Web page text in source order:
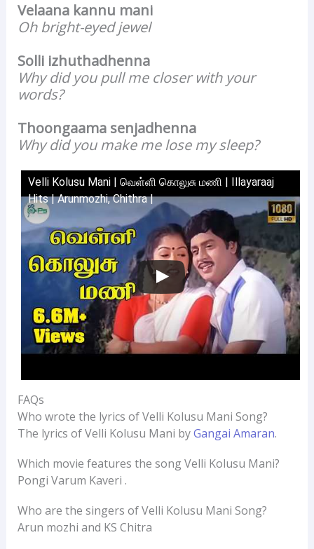
Velaana kannu mani
Oh bright-eyed jewel
Solli izhuthadhenna
Why did you pull me closer with your
words?
Thoongaama senjadhenna
Why did you make me lose my sleep?
Velli Kolusu Mani | வெள்ளி கொலுசு மணி | Illayaraaj
Hits | Arunmozhi, Chithra |
FAQs
Who wrote the lyrics of Velli Kolusu Mani Song?
The lyrics of Velli Kolusu Mani byGangai Amaran.
Which movie features the song Velli Kolusu Mani?
Pongi Varum Kaveri .
Who are the singers of Velli Kolusu Mani Song?
Arun mozhi and KS Chitra